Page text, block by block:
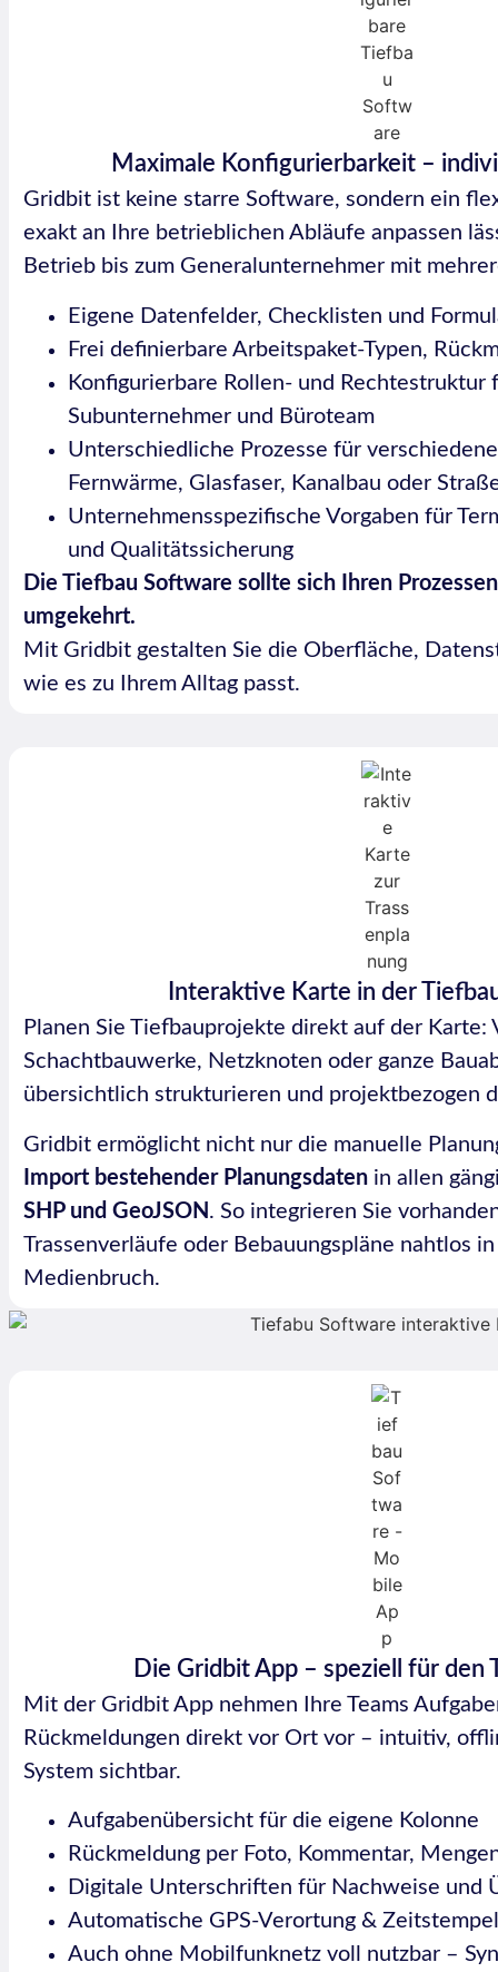
Maximale Konfigurierbarkeit –
Gridbit ist keine starre Software, sondern ein
exakt an Ihre betrieblichen Abläufe anpassen
Betrieb bis zum Generalunternehmer mit
Eigene Datenfelder, Checklisten und
Frei definierbare Arbeitspaket-Typen,
Konfigurierbare Rollen- und Rechtestruktur
Subunternehmer und Büroteam
Unterschiedliche Prozesse für
Fernwärme, Glasfaser, Kanalbau oder
Unternehmensspezifische Vorgaben für
und Qualitätssicherung
Die Tiefbau Software sollte sich Ihren
umgekehrt.
Mit Gridbit gestalten Sie die Oberfläche,
wie es zu Ihrem Alltag passt.
Interaktive Karte in der
Planen Sie Tiefbauprojekte direkt auf der Karte:
Schachtbauwerke, Netzknoten oder ganze
übersichtlich strukturieren und projektbezogen
Gridbit ermöglicht nicht nur die manuelle
Import bestehender Planungsdatenin allen
SHP und GeoJSON . So integrieren Sie
Trassenverläufe oder Bebauungspläne nahtlos
Medienbruch.
Die Gridbit App – speziell für den
Mit der Gridbit App nehmen Ihre Teams
Rückmeldungen direkt vor Ort vor – intuitiv,
System sichtbar.
Aufgabenübersicht für die eigene Kolonne
Rückmeldung per Foto, Kommentar,
Digitale Unterschriften für Nachweise und
Automatische GPS-Verortung & Zeitstempel
Auch ohne Mobilfunknetz voll nutzbar –